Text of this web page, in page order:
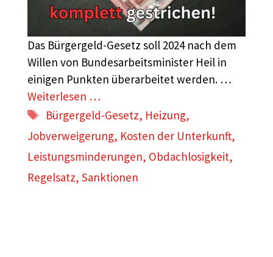
Das Bürgergeld-Gesetz soll 2024 nach dem
Willen von Bundesarbeitsminister Heil in
einigen Punkten überarbeitet werden. …
Weiterlesen …
Schlagwörter
Bürgergeld-Gesetz, Heizung,
Jobverweigerung, Kosten der Unterkunft,
Leistungsminderungen, Obdachlosigkeit,
Regelsatz, Sanktionen